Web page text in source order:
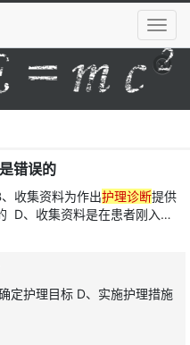
导
航
菜
错误的
收集资料为作出护理诊断提供
D、收集资料是在患者刚入院
定护理目标 D、实施护理措施